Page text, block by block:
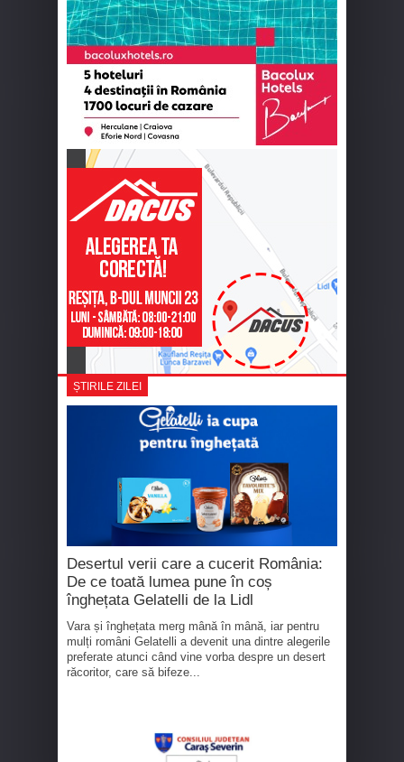
ȘTIRILE ZILEI
Desertul verii care a cucerit România:
De ce toată lumea pune în coș
înghețata Gelatelli de la Lidl
Vara și înghețata merg mână în mână, iar pentru
mulți români Gelatelli a devenit una dintre alegerile
preferate atunci când vine vorba despre un desert
răcoritor, care să bifeze...